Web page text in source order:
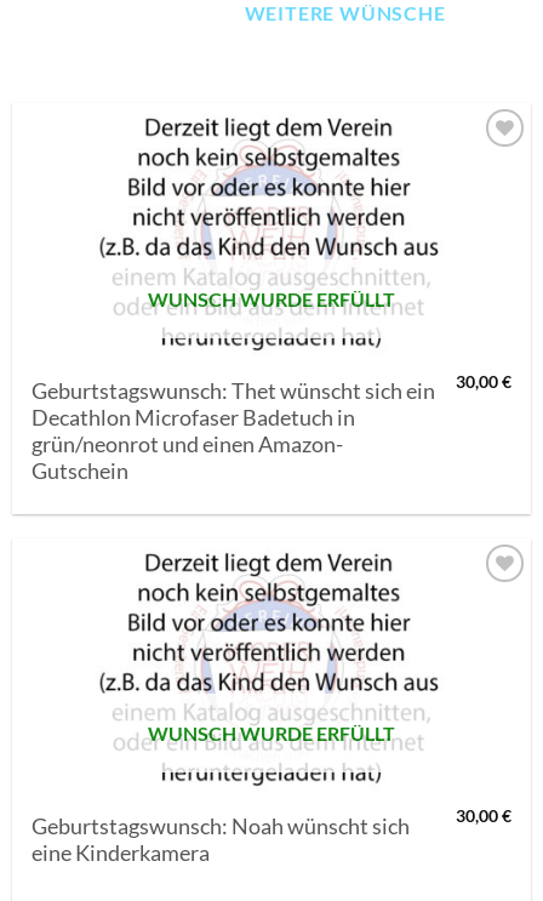
WEITERE WÜNSCHE
WUNSCH WURDE ERFÜLLT
Geburtstagswunsch: Thet wünscht sich ein
Decathlon Microfaser Badetuch in
grün/neonrot und einen Amazon-
Gutschein
30,00€
WUNSCH WURDE ERFÜLLT
Geburtstagswunsch: Noah wünscht sich
eine Kinderkamera
30,00€